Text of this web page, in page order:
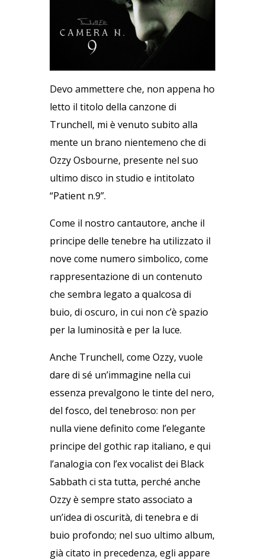
Devo ammettere che, non appena ho
letto il titolo della canzone di
Trunchell, mi è venuto subito alla
mente un brano nientemeno che di
Ozzy Osbourne, presente nel suo
ultimo disco in studio e intitolato
“Patient n.9”.
Come il nostro cantautore, anche il
principe delle tenebre ha utilizzato il
nove come numero simbolico, come
rappresentazione di un contenuto
che sembra legato a qualcosa di
buio, di oscuro, in cui non c’è spazio
per la luminosità e per la luce.
Anche Trunchell, come Ozzy, vuole
dare di sé un’immagine nella cui
essenza prevalgono le tinte del nero,
del fosco, del tenebroso: non per
nulla viene definito come l’elegante
principe del gothic rap italiano, e qui
l’analogia con l’ex vocalist dei Black
Sabbath ci sta tutta, perché anche
Ozzy è sempre stato associato a
un’idea di oscurità, di tenebra e di
buio profondo; nel suo ultimo album,
già citato in precedenza, egli appare